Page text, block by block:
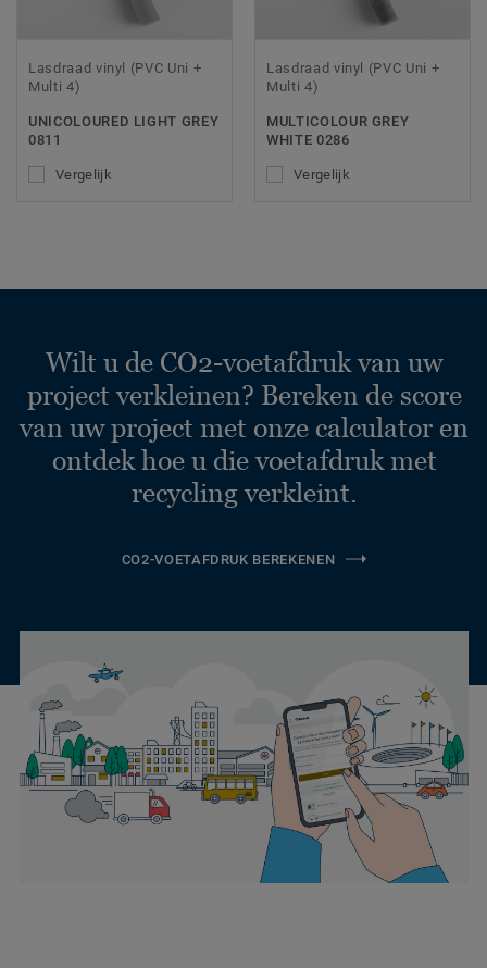
Lasdraad vinyl (PVC Uni +
Multi 4)
UNICOLOURED LIGHT GREY
0811
Vergelijk
Lasdraad vinyl (PVC Uni +
Multi 4)
MULTICOLOUR GREY
WHITE 0286
Vergelijk
Wilt u de CO2-voetafdruk van uw
project verkleinen? Bereken de score
van uw project met onze calculator en
ontdek hoe u die voetafdruk met
recycling verkleint.
CO2-VOETAFDRUK BEREKENEN